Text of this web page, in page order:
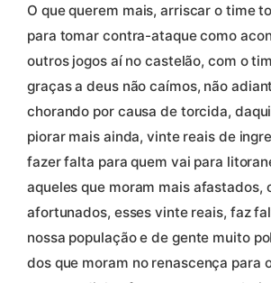
O que querem mais, arriscar o time
para tomar contra-ataque como
outros jogos aí no castelão, com o
graças a deus não caímos, não
chorando por causa de torcida,
piorar mais ainda, vinte reais de
fazer falta para quem vai para
aqueles que moram mais afastados,
afortunados, esses vinte reais, faz
nossa população e de gente muito
dos que moram no renascença para